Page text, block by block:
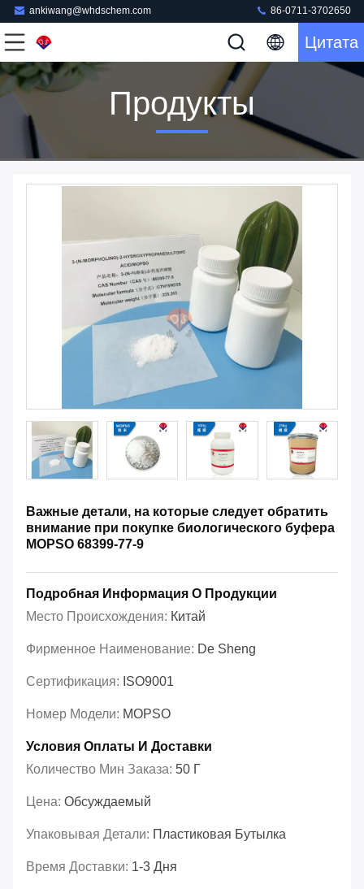
ankiwang@whdschem.com 86-0711-3702650
Цитата
Продукты
Важные детали, на которые следует обратить
внимание при покупке биологического буфера
MOPSO 68399-77-9
Подробная Информация О Продукции
Место Происхождения: Китай
Фирменное Наименование: De Sheng
Сертификация: ISO9001
Номер Модели: MOPSO
Условия Оплаты И Доставки
Количество Мин Заказа: 50 Г
Цена: Обсуждаемый
Упаковывая Детали: Пластиковая Бутылка
Время Доставки: 1-3 Дня